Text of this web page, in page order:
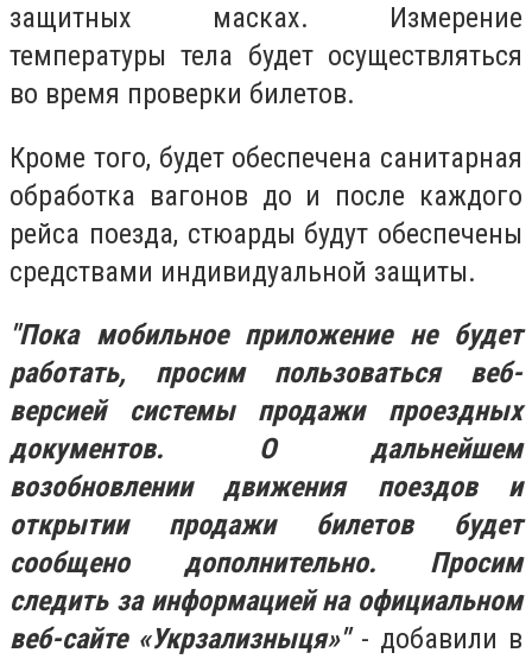
защитных масках. Измерение
температуры тела будет осуществляться
во время проверки билетов.
Кроме того, будет обеспечена санитарная
обработка вагонов до и после каждого
рейса поезда, стюарды будут обеспечены
средствами индивидуальной защиты.
"Пока мобильное приложение не будет
работать, просим пользоваться веб-
версией системы продажи проездных
документов. О дальнейшем
возобновлении движения поездов и
открытии продажи билетов будет
сообщено дополнительно. Просим
следить за информацией на официальном
веб-сайте «Укрзализныця»"- добавили в